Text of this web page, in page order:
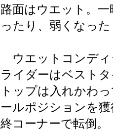
路面はウエット。
ったり、弱くなっ
ウエットコンディ
ライダーはベスト
トップは入れかわ
ールポジションを
終コーナーで転倒